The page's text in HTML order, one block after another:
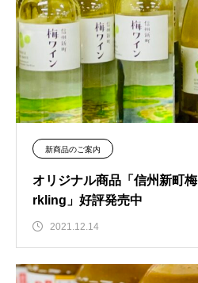
新商品のご案内
オリジナル商品「信州新町
rkling」好評発売中
2021.12.14